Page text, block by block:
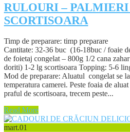
RULOURI – PALMIERI
SCORTISOARA
Timp de preparare: timp
Cantitate: 32-36 buc (16-18buc / foaie
de foietaj congelat – 800g 1/2 cana
doriti) 1-2 lg scortisoara Topping: 5-6
Mod de preparare: Aluatul congelat se
temperatura camerei. Peste foaia de
praful de scortisoara, trecem peste...
Read More
mart.01